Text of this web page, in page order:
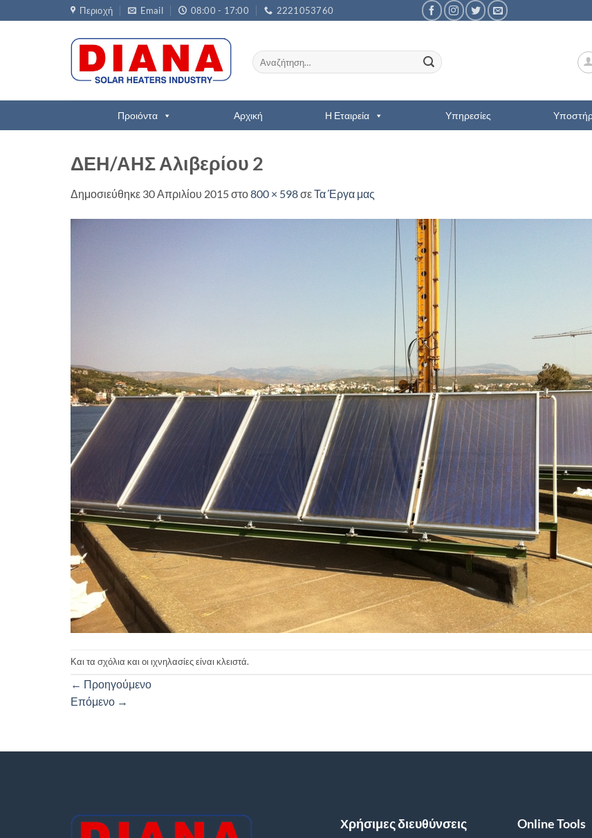
στο
Περιοχή Email 08:00 - 17:00 2221053760
Αναζήτηση
για:
Προιόντα Αρχική Η Εταιρεία Υπηρεσίες
ΔΕΗ/ΑΗΣ Αλιβερίου 2
Δημοσιεύθηκε 30 Απριλίου 2015στο800 × 598σεΤα Έργα μας
Και τα σχόλια και οι ιχνηλασίες είναι κλειστά.
← Προηγούμενο
Επόμενο →
Χρήσιμες διευθύνσεις Online Tools